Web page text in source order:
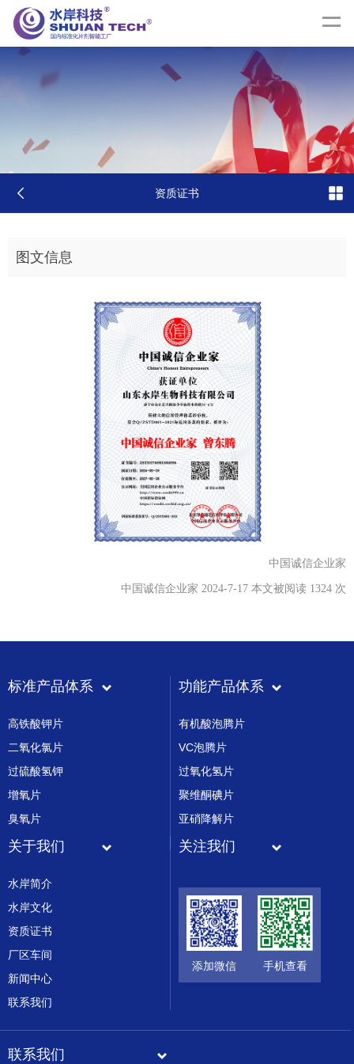
资质证书
图文信息
中国诚信企业家
中国诚信企业家 2024-7-17 本文被阅读 1324 次
标准产品体系
高铁酸钾片
二氧化氯片
过硫酸氢钾
增氧片
臭氧片
功能产品体系
有机酸泡腾片
VC泡腾片
过氧化氢片
聚维酮碘片
亚硝降解片
关于我们
水岸简介
水岸文化
资质证书
厂区车间
新闻中心
联系我们
关注我们
添加微信 手机查看
联系我们